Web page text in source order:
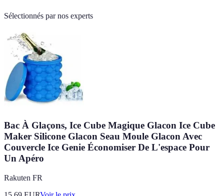
Sélectionnés par nos experts
Bac À Glaçons, Ice Cube Magique Glacon Ice Cube
Maker Silicone Glacon Seau Moule Glacon Avec
Couvercle Ice Genie Économiser De L'espace Pour
Un Apéro
Rakuten FR